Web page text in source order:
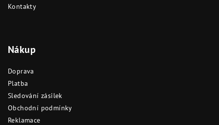
Kontakty
Nákup
Doprava
Platba
Sledování zásilek
Obchodní podmínky
Reklamace